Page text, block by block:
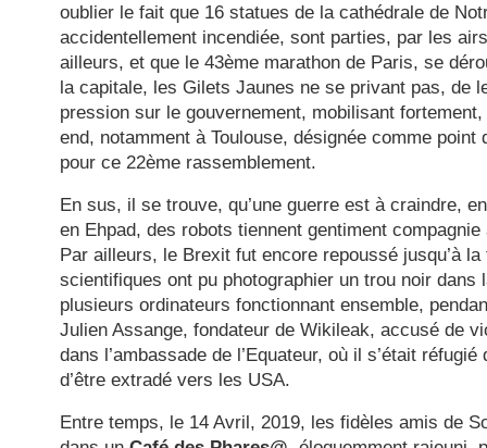
oublier le fait que 16 statues de la cathédrale de
accidentellement incendiée, sont parties, par les
ailleurs, et que le 43ème marathon de Paris, se
la capitale, les Gilets Jaunes ne se privant pas, de
pression sur le gouvernement, mobilisant
end, notamment à Toulouse, désignée comme point
pour ce 22ème rassemblement.
En sus, il se trouve, qu’une guerre est à craindre,
en Ehpad, des robots tiennent gentiment
Par ailleurs, le Brexit fut encore repoussé jusqu’à
scientifiques ont pu photographier un trou noir dans
plusieurs ordinateurs fonctionnant ensemble,
Julien Assange, fondateur de Wikileak, accusé de
dans l’ambassade de l’Equateur, où il s’était
d’être extradé vers les USA.
Entre temps, le 14 Avril, 2019, les fidèles amis de